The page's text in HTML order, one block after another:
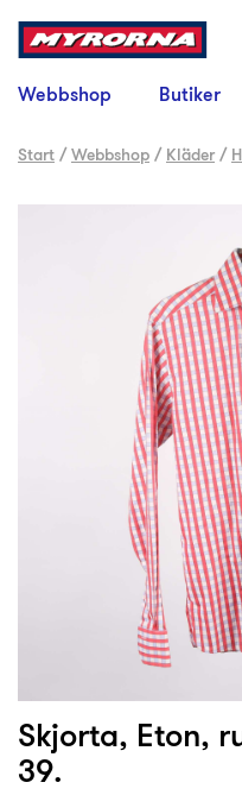
Webbshop Butiker
Start /Webbshop / Kläder /
Skjorta, Eton,
39.